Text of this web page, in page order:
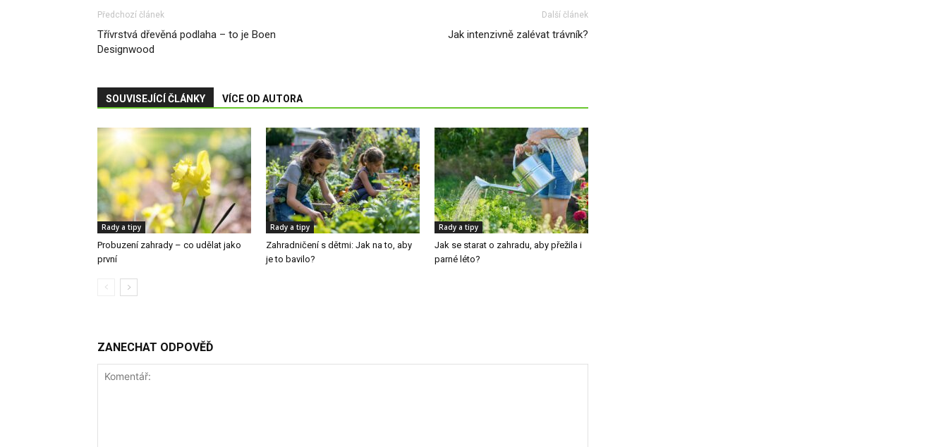
Předchozí článek
Třívrstvá dřevěná podlaha – to je Boen
Designwood
Další článek
Jak intenzivně zalévat trávník?
SOUVISEJÍCÍ ČLÁNKY VÍCE OD AUTORA
Rady a tipy
Probuzení zahrady – co udělat jako
první
Rady a tipy
Zahradničení s dětmi: Jak na to, aby
je to bavilo?
Rady a tipy
Jak se starat o zahradu, aby přežila i
parné léto?
ZANECHAT ODPOVĚĎ